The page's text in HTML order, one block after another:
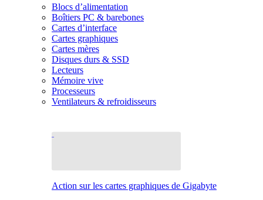
Blocs d’alimentation
Boîtiers PC & barebones
Cartes d’interface
Cartes graphiques
Cartes mères
Disques durs & SSD
Lecteurs
Mémoire vive
Processeurs
Ventilateurs & refroidisseurs
Action sur les cartes graphiques de Gigabyte